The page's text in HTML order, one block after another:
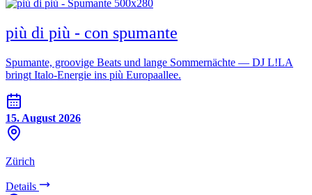
più di più - con spumante
Spumante, groovige Beats und lange Sommernächte — DJ L!LA
bringt Italo-Energie ins più Europaallee.
15. August 2026
Zürich
Details